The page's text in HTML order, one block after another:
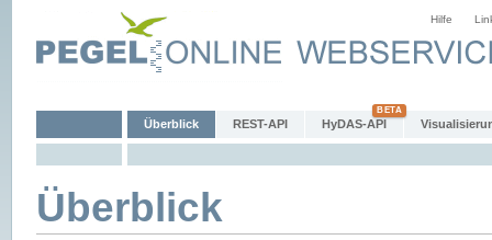
Hilfe
Überblick REST-API HyDAS-API
Überblick